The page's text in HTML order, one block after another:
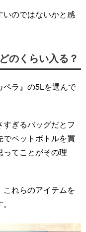
いのではないかと感
のくらい入る？
ペラ』の5Lを選んで
ぎるバッグだとフ
でペットボトルを買
ってことがその理
れらのアイテムを